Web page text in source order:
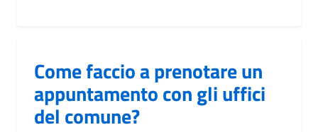
Come faccio a prenotare un
appuntamento con gli uffici
del comune?